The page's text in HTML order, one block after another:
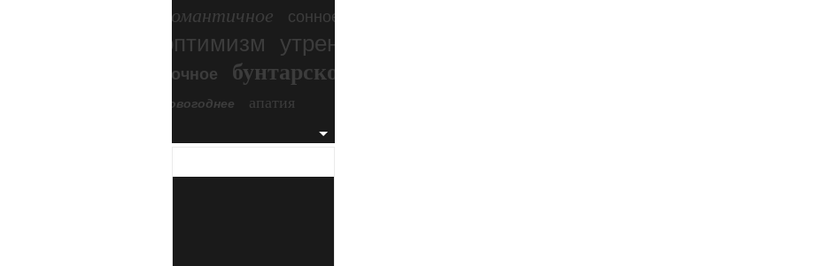
романтичное сонное
оптимизм утреннее
ночное бунтарское
новогоднее
апатия